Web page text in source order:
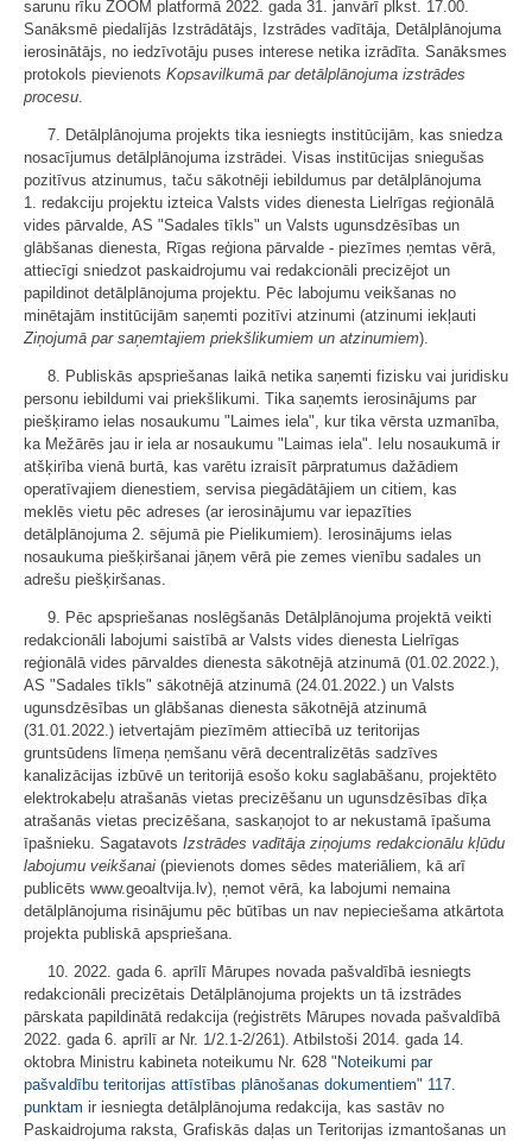
sarunu rīku ZOOM platformā 2022. gada 31. janvārī plkst. 17.00.
Sanāksmē piedalījās Izstrādātājs, Izstrādes vadītāja, Detālplānojuma
ierosinātājs, no iedzīvotāju puses interese netika izrādīta. Sanāksmes
protokols pievienots Kopsavilkumā par detālplānojuma izstrādes
procesu.
7. Detālplānojuma projekts tika iesniegts institūcijām, kas sniedza
nosacījumus detālplānojuma izstrādei. Visas institūcijas sniegušas
pozitīvus atzinumus, taču sākotnēji iebildumus par detālplānojuma
1. redakciju projektu izteica Valsts vides dienesta Lielrīgas reģionālā
vides pārvalde, AS "Sadales tīkls" un Valsts ugunsdzēsības un
glābšanas dienesta, Rīgas reģiona pārvalde - piezīmes ņemtas vērā,
attiecīgi sniedzot paskaidrojumu vai redakcionāli precizējot un
papildinot detālplānojuma projektu. Pēc labojumu veikšanas no
minētajām institūcijām saņemti pozitīvi atzinumi (atzinumi iekļauti
Ziņojumā par saņemtajiem priekšlikumiem un atzinumiem).
8. Publiskās apspriešanas laikā netika saņemti fizisku vai juridisku
personu iebildumi vai priekšlikumi. Tika saņemts ierosinājums par
piešķiramo ielas nosaukumu "Laimes iela", kur tika vērsta uzmanība,
ka Mežārēs jau ir iela ar nosaukumu "Laimas iela". Ielu nosaukumā ir
atšķirība vienā burtā, kas varētu izraisīt pārpratumus dažādiem
operatīvajiem dienestiem, servisa piegādātājiem un citiem, kas
meklēs vietu pēc adreses (ar ierosinājumu var iepazīties
detālplānojuma 2. sējumā pie Pielikumiem). Ierosinājums ielas
nosaukuma piešķiršanai jāņem vērā pie zemes vienību sadales un
adrešu piešķiršanas.
9. Pēc apspriešanas noslēgšanās Detālplānojuma projektā veikti
redakcionāli labojumi saistībā ar Valsts vides dienesta Lielrīgas
reģionālā vides pārvaldes dienesta sākotnējā atzinumā (01.02.2022.),
AS "Sadales tīkls" sākotnējā atzinumā (24.01.2022.) un Valsts
ugunsdzēsības un glābšanas dienesta sākotnējā atzinumā
(31.01.2022.) ietvertajām piezīmēm attiecībā uz teritorijas
gruntsūdens līmeņa ņemšanu vērā decentralizētās sadzīves
kanalizācijas izbūvē un teritorijā esošo koku saglabāšanu, projektēto
elektrokabeļu atrašanās vietas precizēšanu un ugunsdzēsības dīķa
atrašanās vietas precizēšana, saskaņojot to ar nekustamā īpašuma
īpašnieku. Sagatavots Izstrādes vadītāja ziņojums redakcionālu kļūdu
labojumu veikšanai (pievienots domes sēdes materiāliem, kā arī
publicēts www.geoaltvija.lv), ņemot vērā, ka labojumi nemaina
detālplānojuma risinājumu pēc būtības un nav nepieciešama atkārtota
projekta publiskā apspriešana.
10. 2022. gada 6. aprīlī Mārupes novada pašvaldībā iesniegts
redakcionāli precizētais Detālplānojuma projekts un tā izstrādes
pārskata papildinātā redakcija (reģistrēts Mārupes novada pašvaldībā
2022. gada 6. aprīlī ar Nr. 1/2.1-2/261). Atbilstoši 2014. gada 14.
oktobra Ministru kabineta noteikumu Nr. 628 " Noteikumi par
pašvaldību teritorijas attīstības plānošanas dokumentiem" 117.
punktam ir iesniegta detālplānojuma redakcija, kas sastāv no
Paskaidrojuma raksta, Grafiskās daļas un Teritorijas izmantošanas un